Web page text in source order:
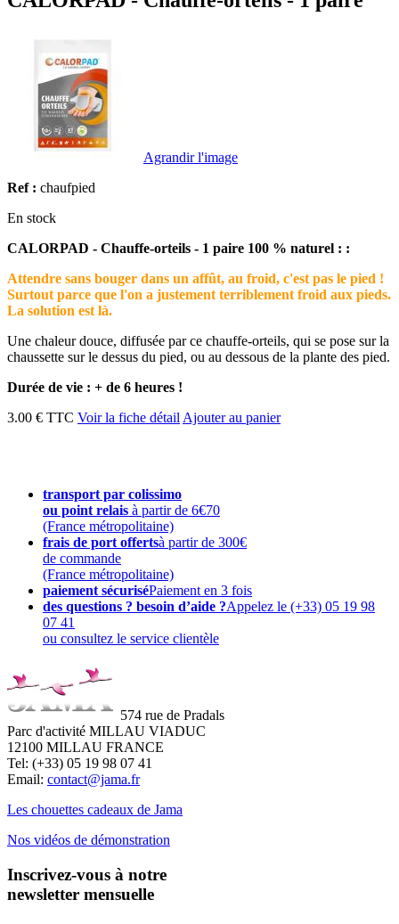
Agrandir l'image
Ref : chaufpied
En stock
CALORPAD - Chauffe-orteils - 1 paire 100 % naturel : :
Attendre sans bouger dans un affût, au froid, c'est pas le pied !
Surtout parce que l'on a justement terriblement froid aux pieds.
La solution est là.
Une chaleur douce, diffusée par ce chauffe-orteils, qui se pose sur la
chaussette sur le dessus du pied, ou au dessous de la plante des pied.
Durée de vie : + de 6 heures !
3.00 € TTC Voir la fiche détail Ajouter au panier
transport par colissimo
ou point relais à partir de 6€70
(France métropolitaine)
frais de port offertsà partir de 300€
de commande
(France métropolitaine)
paiement sécuriséPaiement en 3 fois
des questions ? besoin d’aide ?Appelez le (+33) 05 19 98
07 41
ou consultez le service clientèle
574 rue de Pradals
Parc d'activité MILLAU VIADUC
12100 MILLAU FRANCE
Tel: (+33) 05 19 98 07 41
Email: contact@jama.fr
Les chouettes cadeaux de Jama
Nos vidéos de démonstration
Inscrivez-vous à notre
newsletter mensuelle